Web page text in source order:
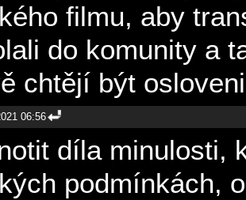
filmu, aby
do komunity a
chtějí být
06:56
díla minulosti,
podmínkách,